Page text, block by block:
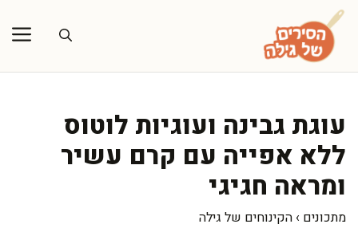
לדלג
לתוכן
עוגת גבינה ועוגיות לוטוס
ללא אפייה עם קרם עשיר
ומראה חגיגי
מתכונים › הקינוחים של גילה